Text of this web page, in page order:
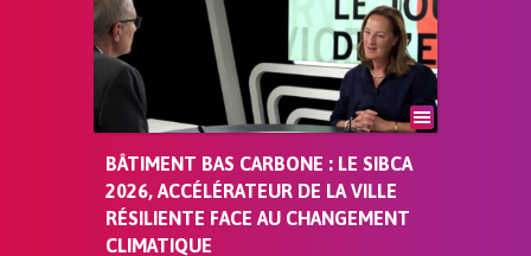
BÂTIMENT BAS CARBONE : LE SIBCA
2026, ACCÉLÉRATEUR DE LA VILLE
RÉSILIENTE FACE AU CHANGEMENT
CLIMATIQUE